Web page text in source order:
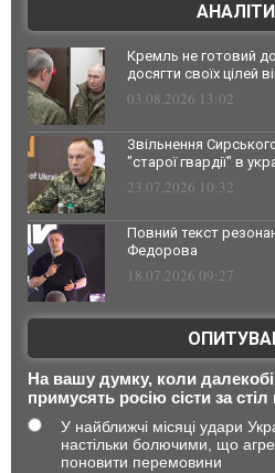
Кремль не готовий
досягти своїх цілей
03.08.2026 13:02
Звільнення
"старої гвардії" в
23.07.2026 10:32
Повний текст
Федорова
18.07.2026 09:27
На вашу думку, коли
примусять росію сісти за стіл
У найближчі місяці удари
настільки болючими, що
поновити перемовини